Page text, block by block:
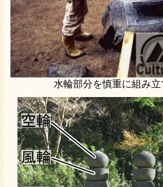
水輪部分を慎重に組み立